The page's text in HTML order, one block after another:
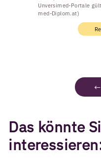
Unversimed-Portale
med-Diplom.at)
←
Das könnte